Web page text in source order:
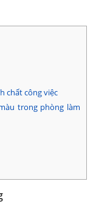
chất công việc
trong phòng làm